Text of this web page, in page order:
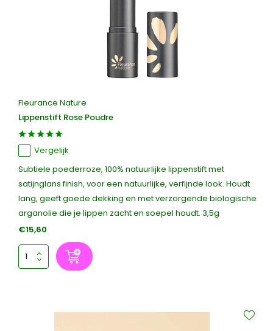
Fleurance Nature
Lippenstift Rose Poudre
Vergelijk
Subtiele poederroze, 100% natuurlijke lippenstift met
satijnglans finish, voor een natuurlijke, verfijnde look. Houdt
lang, geeft goede dekking en met verzorgende biologische
arganolie die je lippen zacht en soepel houdt. 3,5g
€15,60